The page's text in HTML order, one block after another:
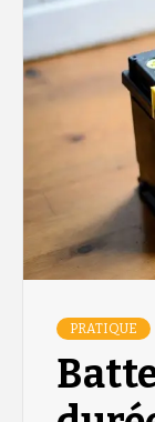
PRATIQUE